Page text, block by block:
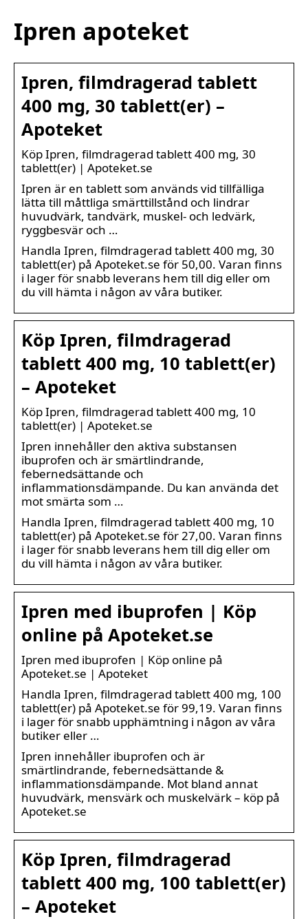
Ipren apoteket
Ipren, filmdragerad tablett
400 mg, 30 tablett(er) –
Apoteket
Köp Ipren, filmdragerad tablett 400 mg, 30
tablett(er) | Apoteket.se
Ipren är en tablett som används vid tillfälliga
lätta till måttliga smärttillstånd och lindrar
huvudvärk, tandvärk, muskel- och ledvärk,
ryggbesvär och …
Handla Ipren, filmdragerad tablett 400 mg, 30
tablett(er) på Apoteket.se för 50,00. Varan finns
i lager för snabb leverans hem till dig eller om
du vill hämta i någon av våra butiker.
Köp Ipren, filmdragerad
tablett 400 mg, 10 tablett(er)
– Apoteket
Köp Ipren, filmdragerad tablett 400 mg, 10
tablett(er) | Apoteket.se
Ipren innehåller den aktiva substansen
ibuprofen och är smärtlindrande,
febernedsättande och
inflammationsdämpande. Du kan använda det
mot smärta som …
Handla Ipren, filmdragerad tablett 400 mg, 10
tablett(er) på Apoteket.se för 27,00. Varan finns
i lager för snabb leverans hem till dig eller om
du vill hämta i någon av våra butiker.
Ipren med ibuprofen | Köp
online på Apoteket.se
Ipren med ibuprofen | Köp online på
Apoteket.se | Apoteket
Handla Ipren, filmdragerad tablett 400 mg, 100
tablett(er) på Apoteket.se för 99,19. Varan finns
i lager för snabb upphämtning i någon av våra
butiker eller …
Ipren innehåller ibuprofen och är
smärtlindrande, febernedsättande &
inflammationsdämpande. Mot bland annat
huvudvärk, mensvärk och muskelvärk – köp på
Apoteket.se
Köp Ipren, filmdragerad
tablett 400 mg, 100 tablett(er)
– Apoteket